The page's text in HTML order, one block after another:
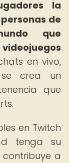
la
de
que
en vivo,
se crea un
que
en Twitch
tenga su
a